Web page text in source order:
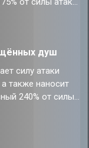
душ
силу атаки
также наносит
240% от силы
также